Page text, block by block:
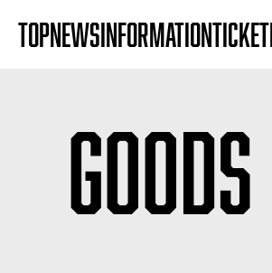
TOPNEWSINFORMATIONTICKET
GOODS